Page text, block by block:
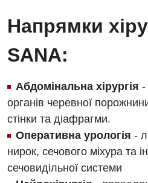
Напрямки
SANA:
Абдомінальна хірургія -
органів черевної
стінки та діафрагми.
Оперативна урологія -
нирок, сечового міхура та
сечовидільної системи